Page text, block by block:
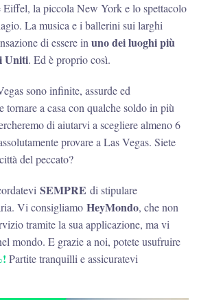
Eiffel, la piccola New York e lo spettacolo
La musica e i ballerini sui larghi
di essere in uno dei luoghi più
Uniti. Ed è proprio così.
sono infinite, assurde ed
tornare a casa con qualche soldo in più
di aiutarvi a scegliere almeno 6
provare a Las Vegas. Siete
del peccato?
SEMPRE di stipulare
Vi consigliamo HeyMondo, che non
tramite la sua applicazione, ma vi
mondo. E grazie a noi, potete usufruire
Partite tranquilli e assicuratevi